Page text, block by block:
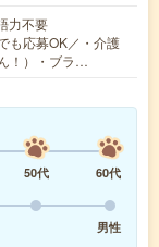
力不要
も応募OK／・介護
！）・ブラ…
50代
60代
男性